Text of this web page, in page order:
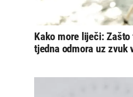
Kako more liječi:
tjedna odmora uz zvuk